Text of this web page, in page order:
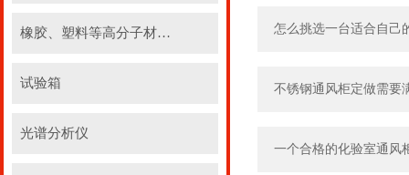
橡胶、塑料等高分子材料实验设备
试验箱
光谱分析仪
怎么挑选一台适合自己
不锈钢通风柜定做需要
一个合格的化验室通风